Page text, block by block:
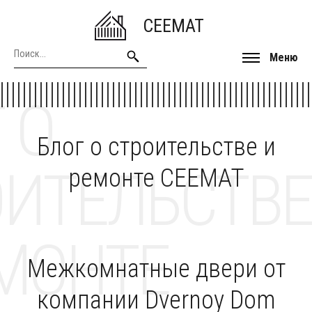
CEEMAT
Меню
Блог о строительстве и
ремонте CEEMAT
О
Межкомнатные двери от
компании Dvernoy Dom